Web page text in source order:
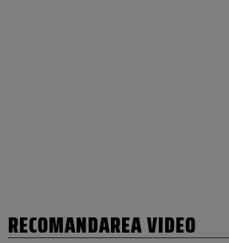
RECOMANDAREA VIDEO